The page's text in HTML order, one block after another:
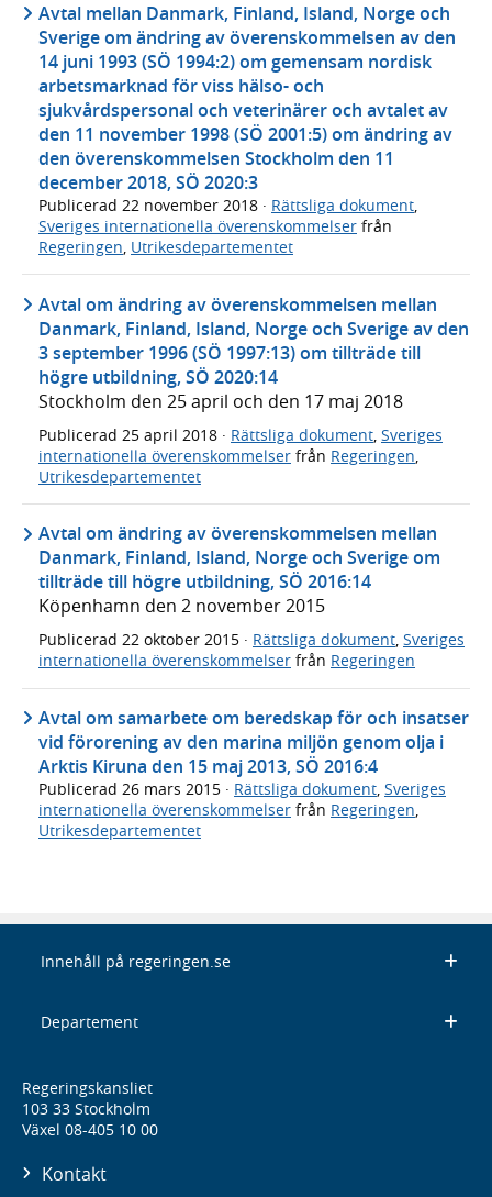
Avtal mellan Danmark, Finland, Island, Norge och
Sverige om ändring av överenskommelsen av den
14 juni 1993 (SÖ 1994:2) om gemensam nordisk
arbetsmarknad för viss hälso- och
sjukvårdspersonal och veterinärer och avtalet av
den 11 november 1998 (SÖ 2001:5) om ändring av
den överenskommelsen Stockholm den 11
december 2018, SÖ 2020:3
Publicerad 22 november 2018 · Rättsliga dokument,
Sveriges internationella överenskommelser från
Regeringen, Utrikesdepartementet
Avtal om ändring av överenskommelsen mellan
Danmark, Finland, Island, Norge och Sverige av den
3 september 1996 (SÖ 1997:13) om tillträde till
högre utbildning, SÖ 2020:14
Stockholm den 25 april och den 17 maj 2018
Publicerad 25 april 2018 · Rättsliga dokument Sveriges
internationella överenskommelser från Regeringen
Utrikesdepartementet
Avtal om ändring av överenskommelsen mellan
Danmark, Finland, Island, Norge och Sverige om
tillträde till högre utbildning, SÖ 2016:14
Köpenhamn den 2 november 2015
Publicerad 22 oktober 2015 · Rättsliga dokument, Sveriges
internationella överenskommelser från Regeringen
Avtal om samarbete om beredskap för och insatser
vid förorening av den marina miljön genom olja i
Arktis Kiruna den 15 maj 2013, SÖ 2016:4
Publicerad 26 mars 2015 · Rättsliga dokument, Sveriges
internationella överenskommelser från Regeringen,
Utrikesdepartementet
Innehåll på regeringen.se
Departement
Regeringskansliet
103 33 Stockholm
Växel 08-405 10 00
Kontakt